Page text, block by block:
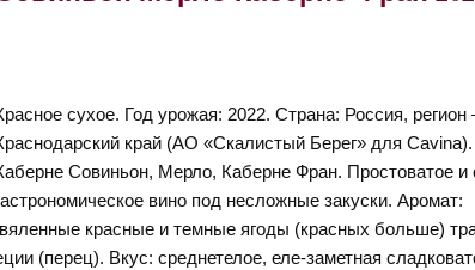
сухое. Год урожая: 2022. Страна: Россия,
край (АО «Скалистый Берег» для Cavina).
Совиньон, Мерло, Каберне Фран. Простоватое
вино под несложные закуски. Аромат:
красные и темные ягоды (красных больше)
(перец). Вкус: среднетелое, еле-заметная